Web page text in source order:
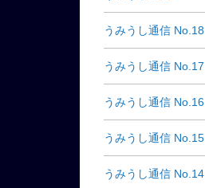
うみうし通信 No.18
うみうし通信 No.17
うみうし通信 No.16
うみうし通信 No.15
うみうし通信 No.14